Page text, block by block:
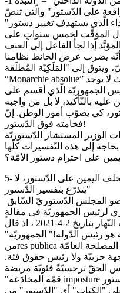
"تغيير الدّستور - يعاقب على الاعتداء الّذي يستهدف تغيير دستور
المؤقَّت لخمس سنواتٍ على
يضرب عرض الحائط نظامنا
ويتوق إلى "المَلَكِيّة المُطلَقة"
“Monarchie absolue” حيث الملك يحكم ولا يُحاكَم، وحيث لا يوجد
الجمهوريّة الّذي أقسم على
بالتّأكيد، لا بل من واجبه
كي يصوّب أمور الوطن. إنّ
فخامته فوق الدّستور!
إلى هذه التّفسيرات كلّها
5- أنطوان مسرّه: "رئيس الجمهوريّة يحلف اليمين على الدّستور، لا
يتذرّع بتفسير الدّستور"
لرئيس الجمهوريّة في مقالةٍ
"رئيس الجمهوريّة هو رئيس الدّولة!" الجمهوريّةRépublique مشتقّة
حزبيّة ولا رئيس حقوق فئة.
"قمّة المخادَعة imposture مطالبة مَنْ حلف اليمين على الدّستور
"الكتاب" أي "الدّستور" من